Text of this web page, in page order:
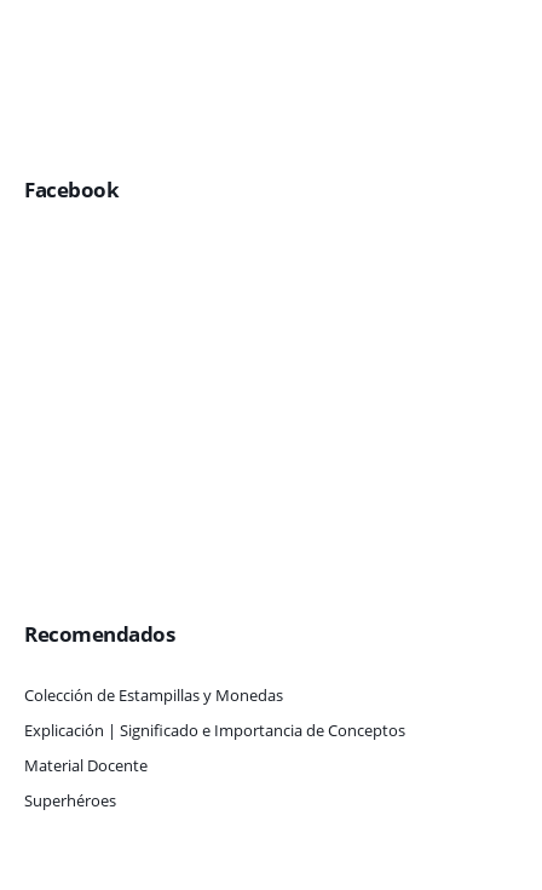
Facebook
Recomendados
Colección de Estampillas y Monedas
Explicación | Significado e Importancia de Conceptos
Material Docente
Superhéroes